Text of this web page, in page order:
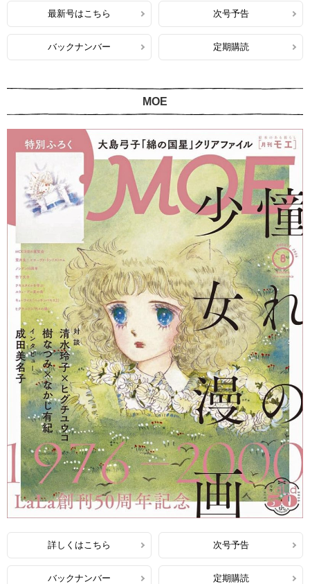
最新号はこちら 次号予告
バックナンバー 定期購読
MOE
詳しくはこちら 次号予告
バックナンバー 定期購読